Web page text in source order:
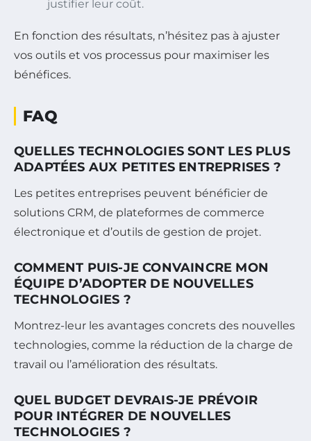
justifier leur coût.
En fonction des résultats, n’hésitez pas à ajuster
vos outils et vos processus pour maximiser les
bénéfices.
FAQ
QUELLES TECHNOLOGIES SONT LES PLUS
ADAPTÉES AUX PETITES ENTREPRISES ?
Les petites entreprises peuvent bénéficier de
solutions CRM, de plateformes de commerce
électronique et d’outils de gestion de projet.
COMMENT PUIS-JE CONVAINCRE MON
ÉQUIPE D’ADOPTER DE NOUVELLES
TECHNOLOGIES ?
Montrez-leur les avantages concrets des nouvelles
technologies, comme la réduction de la charge de
travail ou l’amélioration des résultats.
QUEL BUDGET DEVRAIS-JE PRÉVOIR
POUR INTÉGRER DE NOUVELLES
TECHNOLOGIES ?